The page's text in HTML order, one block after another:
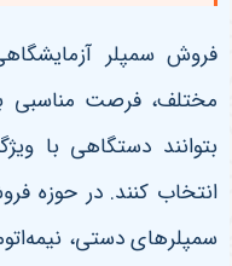
فروش سمپلر
مختلف، فرصت مناسبی
بتوانند دستگاهی با
انتخاب کنند. در حوزه
سمپلرهای دستی،